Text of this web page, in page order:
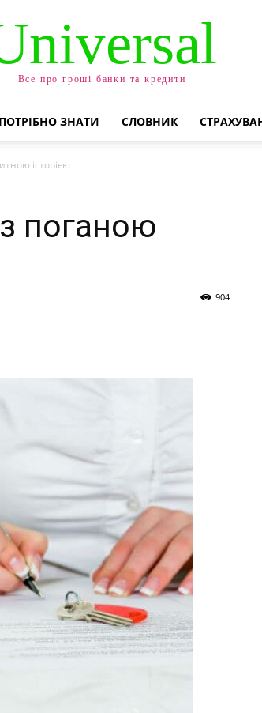
Все про гроші банки та кредити
ПОТРІБНО ЗНАТИ СЛОВНИК
історією
поганою
904